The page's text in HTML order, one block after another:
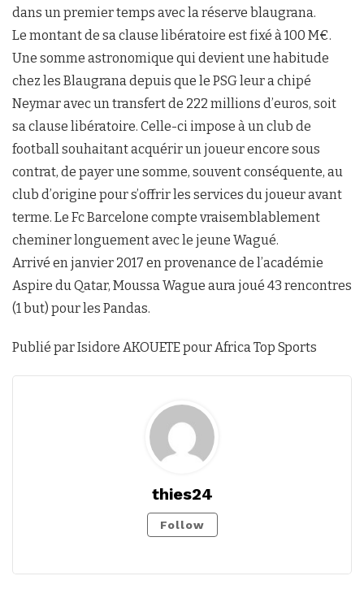
dans un premier temps avec la réserve blaugrana.
Le montant de sa clause libératoire est fixé à 100 M€.
Une somme astronomique qui devient une habitude
chez les Blaugrana depuis que le PSG leur a chipé
Neymar avec un transfert de 222 millions d’euros, soit
sa clause libératoire. Celle-ci impose à un club de
football souhaitant acquérir un joueur encore sous
contrat, de payer une somme, souvent conséquente, au
club d’origine pour s’offrir les services du joueur avant
terme. Le Fc Barcelone compte vraisemblablement
cheminer longuement avec le jeune Wagué.
Arrivé en janvier 2017 en provenance de l’académie
Aspire du Qatar, Moussa Wague aura joué 43 rencontres
(1 but) pour les Pandas.
Publié par Isidore AKOUETE pour Africa Top Sports
thies24
Follow